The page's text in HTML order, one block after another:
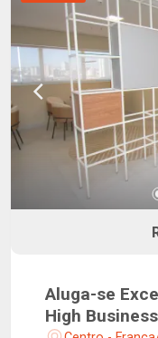
Aluga-se
High